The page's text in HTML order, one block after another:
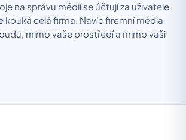
na správu médií se účtují za uživatele
kouká celá firma. Navíc firemní média
mimo vaše prostředí a mimo vaši